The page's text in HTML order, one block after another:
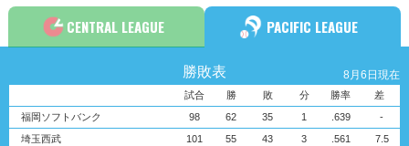
CENTRAL LEAGUE PACIFIC LEAGUE
勝敗表 8月6日現在
試合 勝 敗 分 勝率
差
福岡ソフトバンク
98 62 35 1 .639
-
埼玉西武
101 55 43 3 .561
7.5